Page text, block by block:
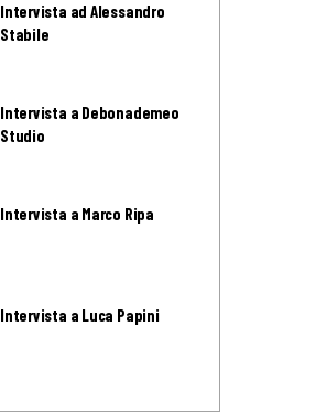
Intervista ad Alessandro
Stabile
Intervista a Debonademeo
Studio
Intervista a Marco Ripa
Intervista a Luca Papini